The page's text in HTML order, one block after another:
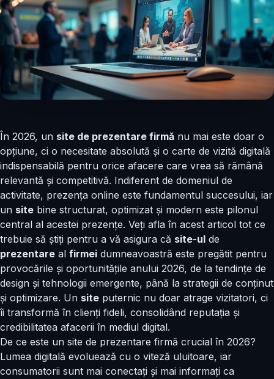
În 2026, un site de prezentare firmă nu mai este doar o
opțiune, ci o necesitate absolută și o carte de vizită digitală
indispensabilă pentru orice afacere care vrea să rămână
relevantă și competitivă. Indiferent de domeniul de
activitate, prezența online este fundamentul succesului, iar
un site bine structurat, optimizat și modern este pilonul
central al acestei prezențe. Veți afla în acest articol tot ce
trebuie să știți pentru a vă asigura că site-ul de
prezentare al firmei dumneavoastră este pregătit pentru
provocările și oportunitățile anului 2026, de la tendințe de
design și tehnologii emergente, până la strategii de conținut
și optimizare. Un site puternic nu doar atrage vizitatori, ci
îi transformă în clienți fideli, consolidând reputația și
credibilitatea afacerii în mediul digital.
De ce este un site de prezentare firmă crucial în 2026?
Lumea digitală evoluează cu o viteză uluitoare, iar
consumatorii sunt mai conectați și mai informați ca